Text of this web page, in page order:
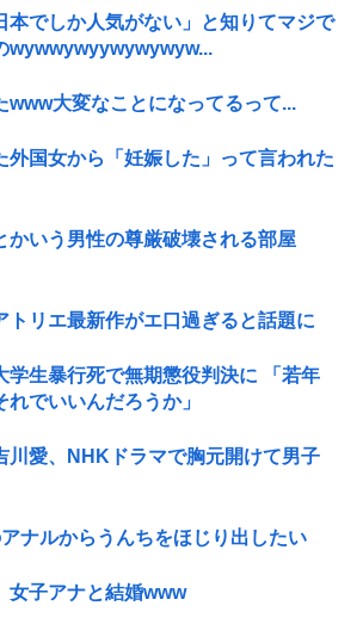
本でしか人気がない」と知りてマジで
wywwywyywywywyw...
www大変なことになってるって...
外国女から「妊娠した」って言われた
かいう男性の尊厳破壊される部屋
トリエ最新作がエ口過ぎると話題に
学生暴行死で無期懲役判決に 「若年
れでいいんだろうか」
川愛、NHKドラマで胸元開けて男子
ナルからうんちをほじり出したい
女子アナと結婚www